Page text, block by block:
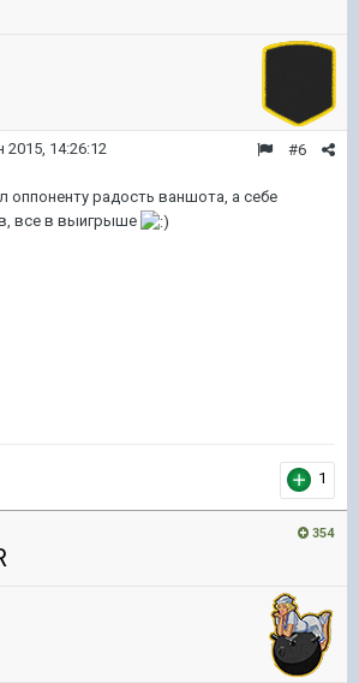
#6
2015, 14:26:12
оппоненту радость ваншота, а себе
все в выигрыше
1
354